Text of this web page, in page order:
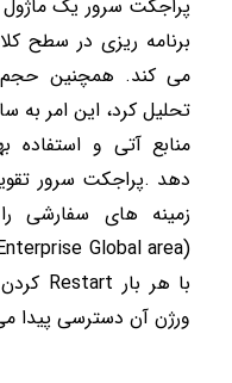
پراجکت سرور یک ماژول
برنامه ریزی در سطح
می کند. همچنین حجم
تحلیل کرد، این امر به
منابع آتی و استفاده
دهد .پراجکت سرور
زمینه های سفارشی
(
Global area
با هر بار Restart
ورژن آن دسترسی پیدا